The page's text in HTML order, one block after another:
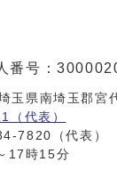
番号：
玉県南埼玉郡宮
代表）
7820（代表）
17時15分